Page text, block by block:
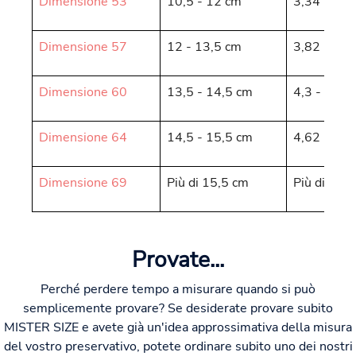
Dimensione 57 12 - 13,5 cm 3,82 - 4,3
Dimensione 60 13,5 - 14,5 cm 4,3 - 4,62
Dimensione 64 14,5 - 15,5 cm 4,62 -
Dimensione 69 Più di 15,5 cm Più di
Provate...
Perché perdere tempo a misurare quando si può
semplicemente provare? Se desiderate provare subito
MISTER SIZE e avete già un'idea approssimativa della misura
del vostro preservativo, potete ordinare subito uno dei nostri